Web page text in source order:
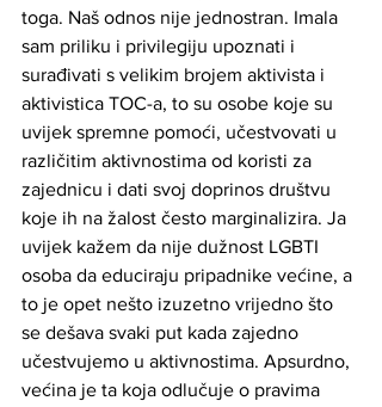
toga. Naš odnos nije jednostran. Imala
sam priliku i privilegiju upoznati i
surađivati s velikim brojem aktivista i
aktivistica TOC-a, to su osobe koje su
uvijek spremne pomoći, učestvovati u
različitim aktivnostima od koristi za
zajednicu i dati svoj doprinos društvu
koje ih na žalost često marginalizira. Ja
uvijek kažem da nije dužnost LGBTI
osoba da educiraju pripadnike većine, a
to je opet nešto izuzetno vrijedno što
se dešava svaki put kada zajedno
učestvujemo u aktivnostima. Apsurdno,
većina je ta koja odlučuje o pravima